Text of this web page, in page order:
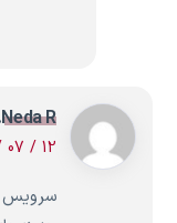
Neda R.
12 / 07 / 2026
سرویس